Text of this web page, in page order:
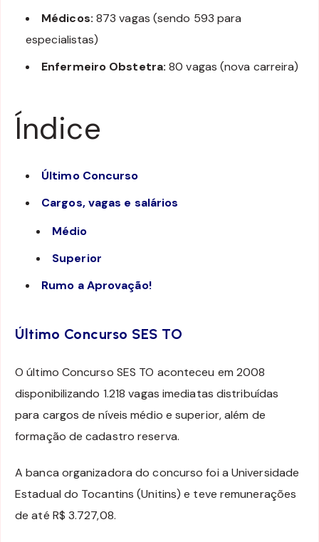
Médicos: 873 vagas (sendo 593 para
especialistas)
Enfermeiro Obstetra: 80 vagas (nova carreira)
Índice
Último Concurso
Cargos, vagas e salários
Médio
Superior
Rumo a Aprovação!
Último Concurso SES TO
O último Concurso SES TO aconteceu em 2008
disponibilizando 1.218 vagas imediatas distribuídas
para cargos de níveis médio e superior, além de
formação de cadastro reserva.
A banca organizadora do concurso foi a Universidade
Estadual do Tocantins (Unitins) e teve remunerações
de até R$ 3.727,08.